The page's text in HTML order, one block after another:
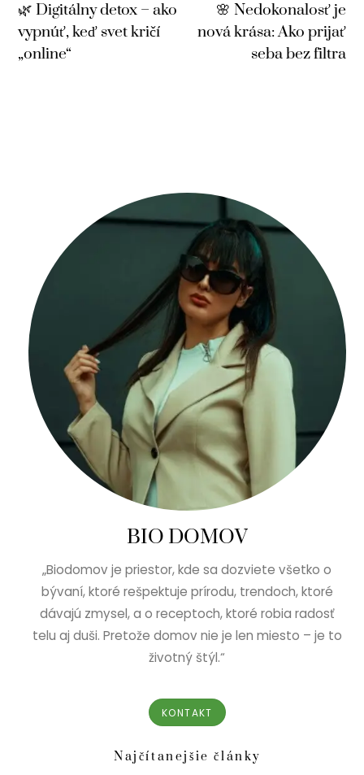
🌿 Digitálny detox – ako
vypnúť, keď svet kričí
„online“
🌸 Nedokonalosť je
nová krása: Ako prijať
seba bez filtra
BIO DOMOV
„Biodomov je priestor, kde sa dozviete všetko o
bývaní, ktoré rešpektuje prírodu, trendoch, ktoré
dávajú zmysel, a o receptoch, ktoré robia radosť
telu aj duši. Pretože domov nie je len miesto – je to
životný štýl.“
KONTAKT
Najčítanejšie články